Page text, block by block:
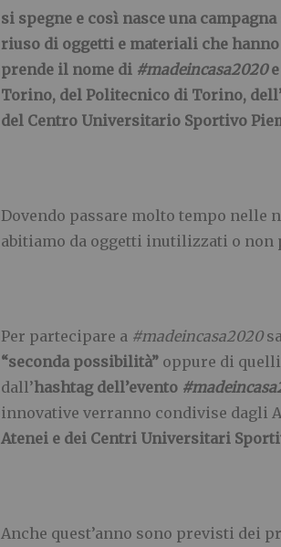
si spegne e così nasce una
riuso di oggetti e materiali che
prende il nome di #madeincasa2020e
Torino, del Politecnico di Torino,
del Centro Universitario Sportivo
Dovendo passare molto tempo nelle
abitiamo da oggetti inutilizzati o non
Per partecipare a #madeincasa2020
“seconda possibilità” oppure di
dall’hashtag dell’evento
innovative verranno condivise dagli
Atenei e dei Centri Universitari
Anche quest’anno sono previsti dei